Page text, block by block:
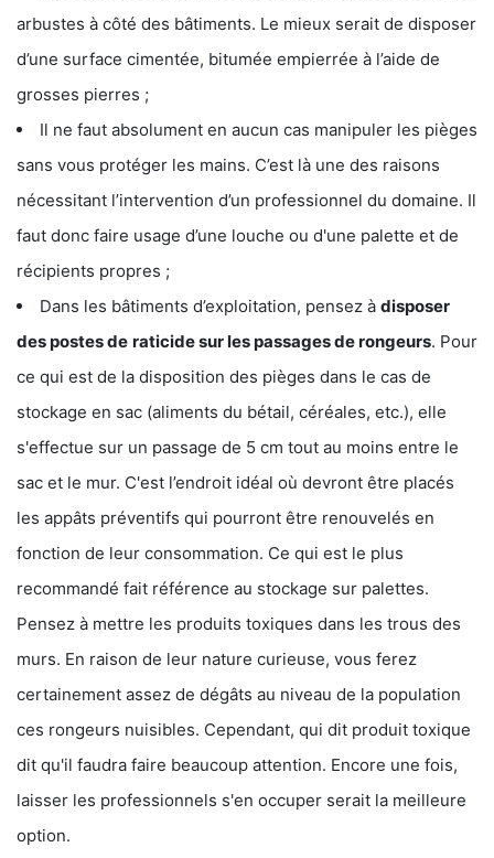
arbustes à côté des bâtiments. Le mieux serait de disposer
d’une surface cimentée, bitumée empierrée à l’aide de
grosses pierres ;
Il ne faut absolument en aucun cas manipuler les pièges
sans vous protéger les mains. C’est là une des raisons
nécessitant l’intervention d’un professionnel du domaine. Il
faut donc faire usage d’une louche ou d'une palette et de
récipients propres ;
Dans les bâtiments d’exploitation, pensez à disposer
des postes de raticide sur les passages de rongeurs. Pour
ce qui est de la disposition des pièges dans le cas de
stockage en sac (aliments du bétail, céréales, etc.), elle
s'effectue sur un passage de 5 cm tout au moins entre le
sac et le mur. C'est l’endroit idéal où devront être placés
les appâts préventifs qui pourront être renouvelés en
fonction de leur consommation. Ce qui est le plus
recommandé fait référence au stockage sur palettes.
Pensez à mettre les produits toxiques dans les trous des
murs. En raison de leur nature curieuse, vous ferez
certainement assez de dégâts au niveau de la population
ces rongeurs nuisibles. Cependant, qui dit produit toxique
dit qu'il faudra faire beaucoup attention. Encore une fois,
laisser les professionnels s'en occuper serait la meilleure
option.